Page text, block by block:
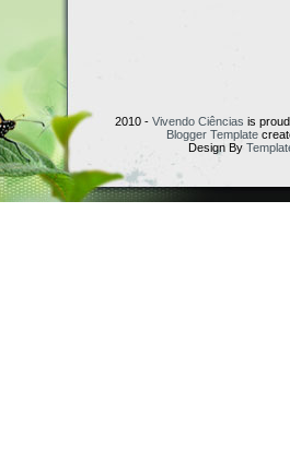
2010 -Vivendo Ciências is
Blogger Template
Design By